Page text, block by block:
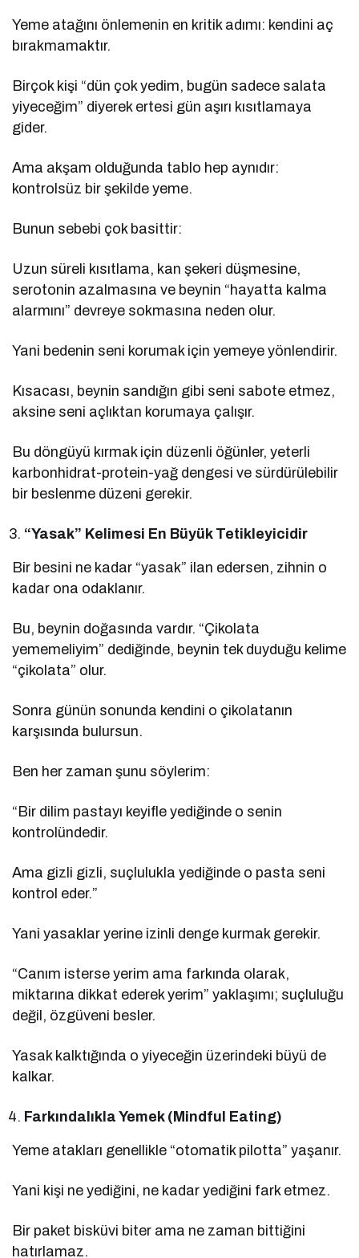
Yeme atağını önlemenin en kritik adımı: kendini aç
bırakmamaktır.
Birçok kişi “dün çok yedim, bugün sadece salata
yiyeceğim” diyerek ertesi gün aşırı kısıtlamaya
gider.
Ama akşam olduğunda tablo hep aynıdır:
kontrolsüz bir şekilde yeme.
Bunun sebebi çok basittir:
Uzun süreli kısıtlama, kan şekeri düşmesine,
serotonin azalmasına ve beynin “hayatta kalma
alarmını” devreye sokmasına neden olur.
Yani bedenin seni korumak için yemeye yönlendirir.
Kısacası, beynin sandığın gibi seni sabote etmez,
aksine seni açlıktan korumaya çalışır.
Bu döngüyü kırmak için düzenli öğünler, yeterli
karbonhidrat-protein-yağ dengesi ve sürdürülebilir
bir beslenme düzeni gerekir.
“Yasak” Kelimesi En Büyük Tetikleyicidir
Bir besini ne kadar “yasak” ilan edersen, zihnin o
kadar ona odaklanır.
Bu, beynin doğasında vardır. “Çikolata
yememeliyim” dediğinde, beynin tek duyduğu kelime
“çikolata” olur.
Sonra günün sonunda kendini o çikolatanın
karşısında bulursun.
Ben her zaman şunu söylerim:
“Bir dilim pastayı keyifle yediğinde o senin
kontrolündedir.
Ama gizli gizli, suçlulukla yediğinde o pasta seni
kontrol eder.”
Yani yasaklar yerine izinli denge kurmak gerekir.
“Canım isterse yerim ama farkında olarak,
miktarına dikkat ederek yerim” yaklaşımı; suçluluğu
değil, özgüveni besler.
Yasak kalktığında o yiyeceğin üzerindeki büyü de
kalkar.
Farkındalıkla Yemek (Mindful Eating)
Yeme atakları genellikle “otomatik pilotta” yaşanır.
Yani kişi ne yediğini, ne kadar yediğini fark etmez.
Bir paket bisküvi biter ama ne zaman bittiğini
hatırlamaz.